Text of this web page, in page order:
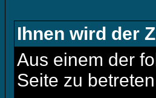
Ihnen wird der
Aus einem der
Seite zu